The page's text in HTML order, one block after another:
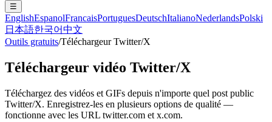
☰
EnglishEspanolFrancaisPortuguesDeutschItalianoNederlandsPolski
日本語한국어中文
Outils gratuits/Téléchargeur Twitter/X
Téléchargeur vidéo Twitter/X
Téléchargez des vidéos et GIFs depuis n'importe quel post public
Twitter/X. Enregistrez-les en plusieurs options de qualité —
fonctionne avec les URL twitter.com et x.com.